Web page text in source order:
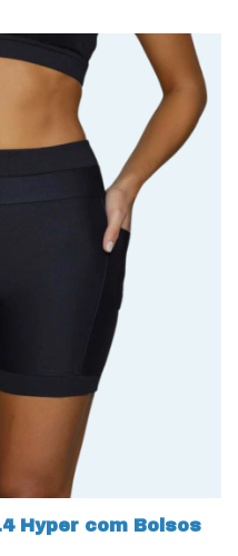
Hyper com Bolsos